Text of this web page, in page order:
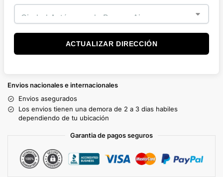
ACTUALIZAR DIRECCIÓN
Envios nacionales e internacionales
Envios asegurados
Los envios tienen una demora de 2 a 3 dias habiles
dependiendo de tu ubicación
Garantia de pagos seguros